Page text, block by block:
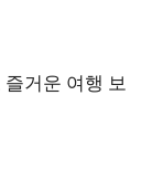
거운 여행 보